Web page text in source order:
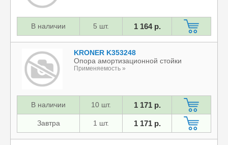
В наличии 5 шт. 1 164 р.
KRONER K353248
Опора амортизационной стойки
Применяемость »
В наличии 10 шт. 1 171 р.
Завтра 1 шт. 1 171 р.